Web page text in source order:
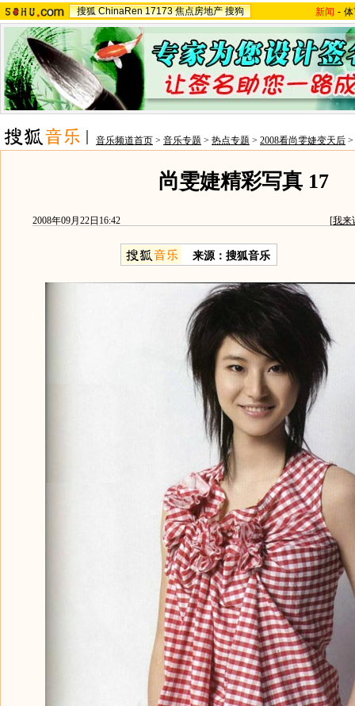
搜狐 ChinaRen 17173 焦点房地产 搜狗 新闻 -
音乐频道首页 > 音乐专题 > 热点专题 > 2008看尚雯婕变天后 >
尚雯婕精彩写真 17
2008年09月22日16:42 [我来
来源：搜狐音乐